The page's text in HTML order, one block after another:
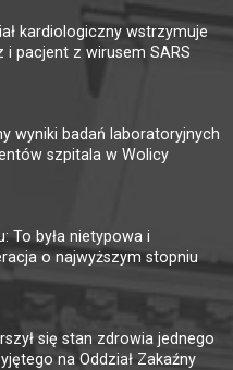
kardiologiczny wstrzymuje
i pacjent z wirusem SARS
wyniki badań laboratoryjnych
szpitala w Wolicy
To była nietypowa i
o najwyższym stopniu
się stan zdrowia jednego
na Oddział Zakaźny